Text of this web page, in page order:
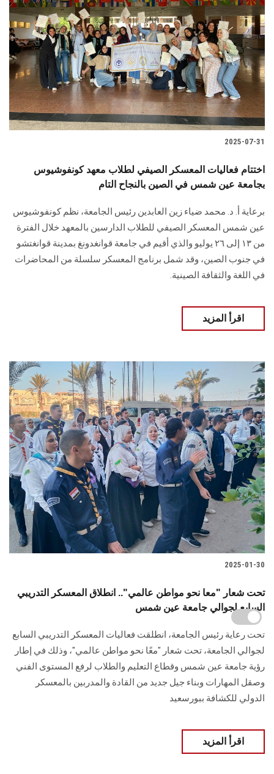
2025-07-31
اختتام فعاليات المعسكر الصيفي لطلاب معهد كونفوشيوس
بجامعة عين شمس في الصين بالنجاح التام
‏‎برعاية أ. د. محمد ضياء زين العابدين رئيس الجامعة، نظم كونفوشيوس
عين شمس المعسكر الصيفي للطلاب الدارسين بالمعهد خلال الفترة
من ١٣ إلى ٢٦ يوليو والذي أقيم في جامعة قوانغدونغ بمدينة قوانغتشو
في جنوب الصين، وقد شمل برنامج المعسكر سلسلة من المحاضرات
في اللغة والثقافة الصينية.
اقرأ المزيد
2025-01-30
تحت شعار "معا نحو مواطن عالمي".. انطلاق المعسكر التدريبي
السابع لجوالي جامعة عين شمس
تحت رعاية رئيس الجامعة، انطلقت فعاليات المعسكر ‏التدريبي السابع
لجوالي الجامعة، تحت شعار "معًا نحو مواطن عالمي"، وذلك في إطار
رؤية ‏جامعة عين شمس وقطاع التعليم والطلاب لرفع المستوى الفني
وصقل المهارات وبناء ‏جيل جديد من القادة والمدربين بالمعسكر
الدولي للكشافة ببورسعيد‎ ‎
اقرأ المزيد